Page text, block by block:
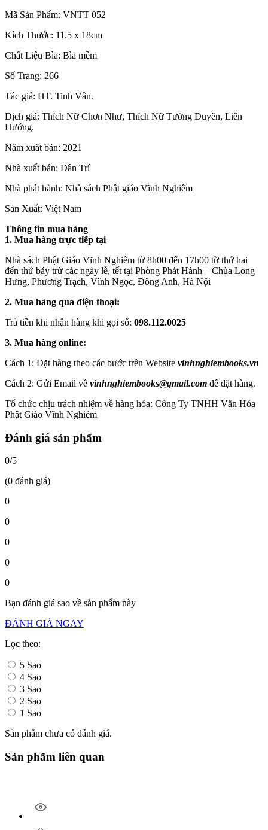
Mã Sản Phẩm: VNTT 052
Kích Thước: 11.5 x 18cm
Chất Liệu Bìa: Bìa mềm
Số Trang: 266
Tác giả: HT. Tinh Vân.
Dịch giả: Thích Nữ Chơn Như, Thích Nữ Tường Duyên, Liên
Hướng.
Năm xuất bản: 2021
Nhà xuất bản: Dân Trí
Nhà phát hành: Nhà sách Phật giáo Vĩnh Nghiêm
Sản Xuất: Việt Nam
Thông tin mua hàng
1. Mua hàng trực tiếp tại
Nhà sách Phật Giáo Vĩnh Nghiêm từ 8h00 đến 17h00 từ thứ hai
đến thứ bảy trừ các ngày lễ, tết tại Phòng Phát Hành – Chùa Long
Hưng, Phương Trạch, Vĩnh Ngọc, Đông Anh, Hà Nội
2. Mua hàng qua điện thoại:
Trả tiền khi nhận hàng khi gọi số: 098.112.0025
3. Mua hàng online:
Cách 1: Đặt hàng theo các bước trên Website vinhnghiembooks.vn
Cách 2: Gửi Email về vinhnghiembooks@gmail.com để đặt hàng.
Tổ chức chịu trách nhiệm về hàng hóa: Công Ty TNHH Văn Hóa
Phật Giáo Vĩnh Nghiêm
Đánh giá sản phẩm
0/5
(0 đánh giá)
0
0
0
0
0
Bạn đánh giá sao về sản phẩm này
ĐÁNH GIÁ NGAY
Lọc theo:
5 Sao
4 Sao
3 Sao
2 Sao
1 Sao
Sản phẩm chưa có đánh giá.
Sản phẩm liên quan